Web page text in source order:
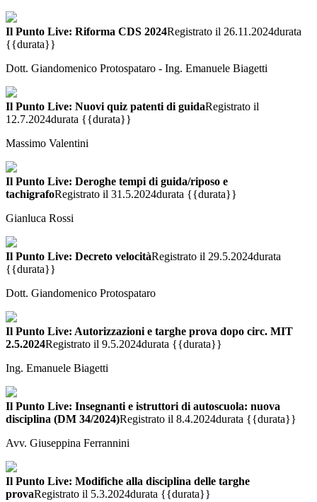
Il Punto Live: Riforma CDS 2024Registrato il 26.11.2024durata
{{durata}}
Dott. Giandomenico Protospataro - Ing. Emanuele Biagetti
Il Punto Live: Nuovi quiz patenti di guidaRegistrato il
12.7.2024durata {{durata}}
Massimo Valentini
Il Punto Live: Deroghe tempi di guida/riposo e
tachigrafoRegistrato il 31.5.2024durata {{durata}}
Gianluca Rossi
Il Punto Live: Decreto velocitàRegistrato il 29.5.2024durata
{{durata}}
Dott. Giandomenico Protospataro
Il Punto Live: Autorizzazioni e targhe prova dopo circ. MIT
2.5.2024Registrato il 9.5.2024durata {{durata}}
Ing. Emanuele Biagetti
Il Punto Live: Insegnanti e istruttori di autoscuola: nuova
disciplina (DM 34/2024)Registrato il 8.4.2024durata {{durata}}
Avv. Giuseppina Ferrannini
Il Punto Live: Modifiche alla disciplina delle targhe
provaRegistrato il 5.3.2024durata {{durata}}